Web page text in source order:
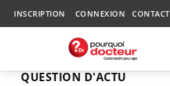
INSCRIPTION CONNEXION CONTACT
QUESTION D'ACTU